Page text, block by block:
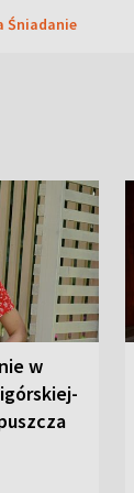
Śniadanie
w